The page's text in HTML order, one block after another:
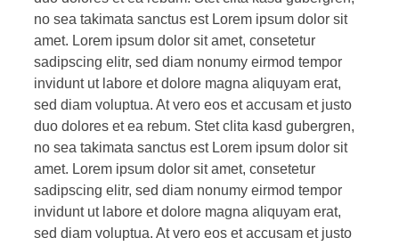
no sea takimata sanctus est Lorem ipsum dolor sit
amet. Lorem ipsum dolor sit amet, consetetur
sadipscing elitr, sed diam nonumy eirmod tempor
invidunt ut labore et dolore magna aliquyam erat,
sed diam voluptua. At vero eos et accusam et justo
duo dolores et ea rebum. Stet clita kasd gubergren,
no sea takimata sanctus est Lorem ipsum dolor sit
amet. Lorem ipsum dolor sit amet, consetetur
sadipscing elitr, sed diam nonumy eirmod tempor
invidunt ut labore et dolore magna aliquyam erat,
sed diam voluptua. At vero eos et accusam et justo